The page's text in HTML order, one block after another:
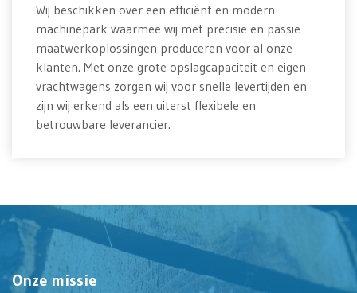
Wij beschikken over een efficiënt en modern
machinepark waarmee wij met precisie en passie
maatwerkoplossingen produceren voor al onze
klanten. Met onze grote opslagcapaciteit en eigen
vrachtwagens zorgen wij voor snelle levertijden en
zijn wij erkend als een uiterst flexibele en
betrouwbare leverancier.
Onze missie